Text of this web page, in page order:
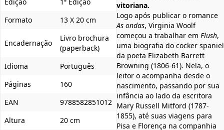
Formato
13 X 20 cm
Encadernação
Livro brochura
(paperback)
Idioma
Português
Páginas
160
EAN
9788582851012
Altura
20 cm
vitoriana.
Logo após publicar o romance
As ondas, Virginia Woolf
começou a trabalhar em Flush,
uma biografia do cocker spaniel
da poeta Elizabeth Barrett
Browning (1806-61). Nela, o
leitor o acompanha desde o
nascimento, passando por sua
infância ao lado da escritora
Mary Russell Mitford (1787-
1855), até suas viagens para
Pisa e Florença na companhia